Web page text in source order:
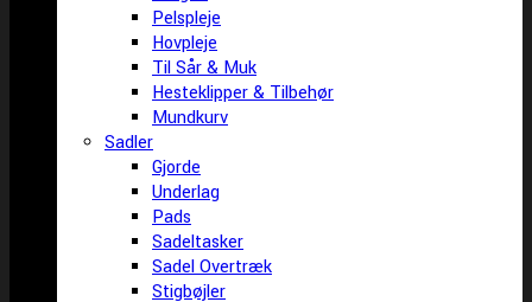
Pelspleje
Hovpleje
Til Sår & Muk
Hesteklipper & Tilbehør
Mundkurv
Sadler
Gjorde
Underlag
Pads
Sadeltasker
Sadel Overtræk
Stigbøjler